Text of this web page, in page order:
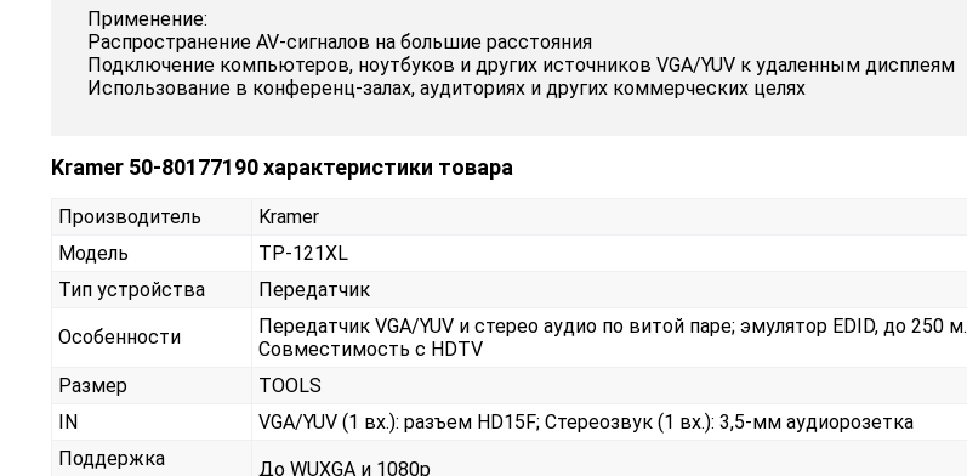
Применение:
Распространение AV-сигналов на большие расстояния
Подключение компьютеров, ноутбуков и других источников VGA/YUV к удаленным дисплеям
Использование в конференц-залах, аудиториях и других коммерческих целях
Kramer 50-80177190 характеристики товара
Производитель
Kramer
Модель
TP-121XL
Тип устройства
Передатчик
Особенности
Передатчик VGA/YUV и стерео аудио по витой паре; эмулятор EDID, до 250 м.
Совместимость с HDTV
Размер
TOOLS
IN
VGA/YUV (1 вх.): разъем HD15F; Стереозвук (1 вх.): 3,5-мм аудиорозетка
Поддержка
До WUXGA и 1080p